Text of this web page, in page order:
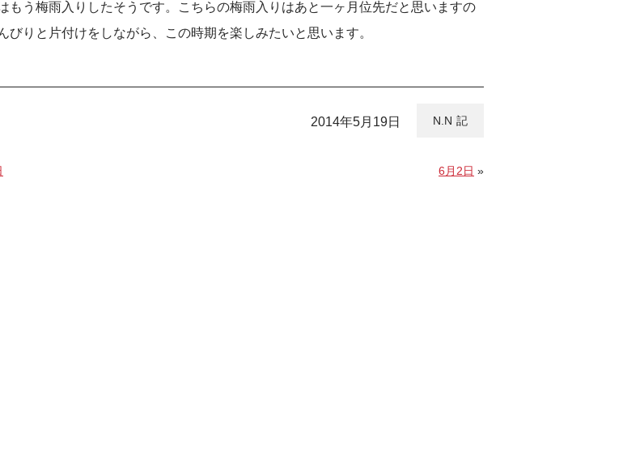
もう梅雨入りしたそうです。こちらの梅雨入りはあと一ヶ月位先だと思いますの
びりと片付けをしながら、この時期を楽しみたいと思います。
N.N
2014年5月19日
6月2日 »